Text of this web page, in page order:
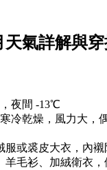
氣詳解與
夜間 -13℃
冷乾燥，風力大，
服或裘皮大衣，內襯
羊毛衫、加絨衛衣